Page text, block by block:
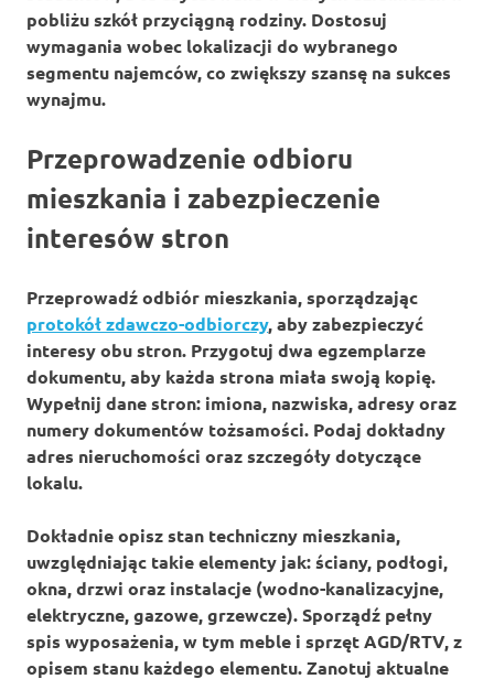
pobliżu szkół przyciągną rodziny. Dostosuj
wymagania wobec lokalizacji do wybranego
segmentu najemców, co zwiększy szansę na sukces
wynajmu.
Przeprowadzenie odbioru
mieszkania i zabezpieczenie
interesów stron
Przeprowadź odbiór mieszkania, sporządzając
protokół zdawczo-odbiorczy, aby zabezpieczyć
interesy obu stron. Przygotuj dwa egzemplarze
dokumentu, aby każda strona miała swoją kopię.
Wypełnij dane stron: imiona, nazwiska, adresy oraz
numery dokumentów tożsamości. Podaj dokładny
adres nieruchomości oraz szczegóły dotyczące
lokalu.
Dokładnie opisz stan techniczny mieszkania,
uwzględniając takie elementy jak: ściany, podłogi,
okna, drzwi oraz instalacje (wodno-kanalizacyjne,
elektryczne, gazowe, grzewcze). Sporządź pełny
spis wyposażenia, w tym meble i sprzęt AGD/RTV, z
opisem stanu każdego elementu. Zanotuj aktualne